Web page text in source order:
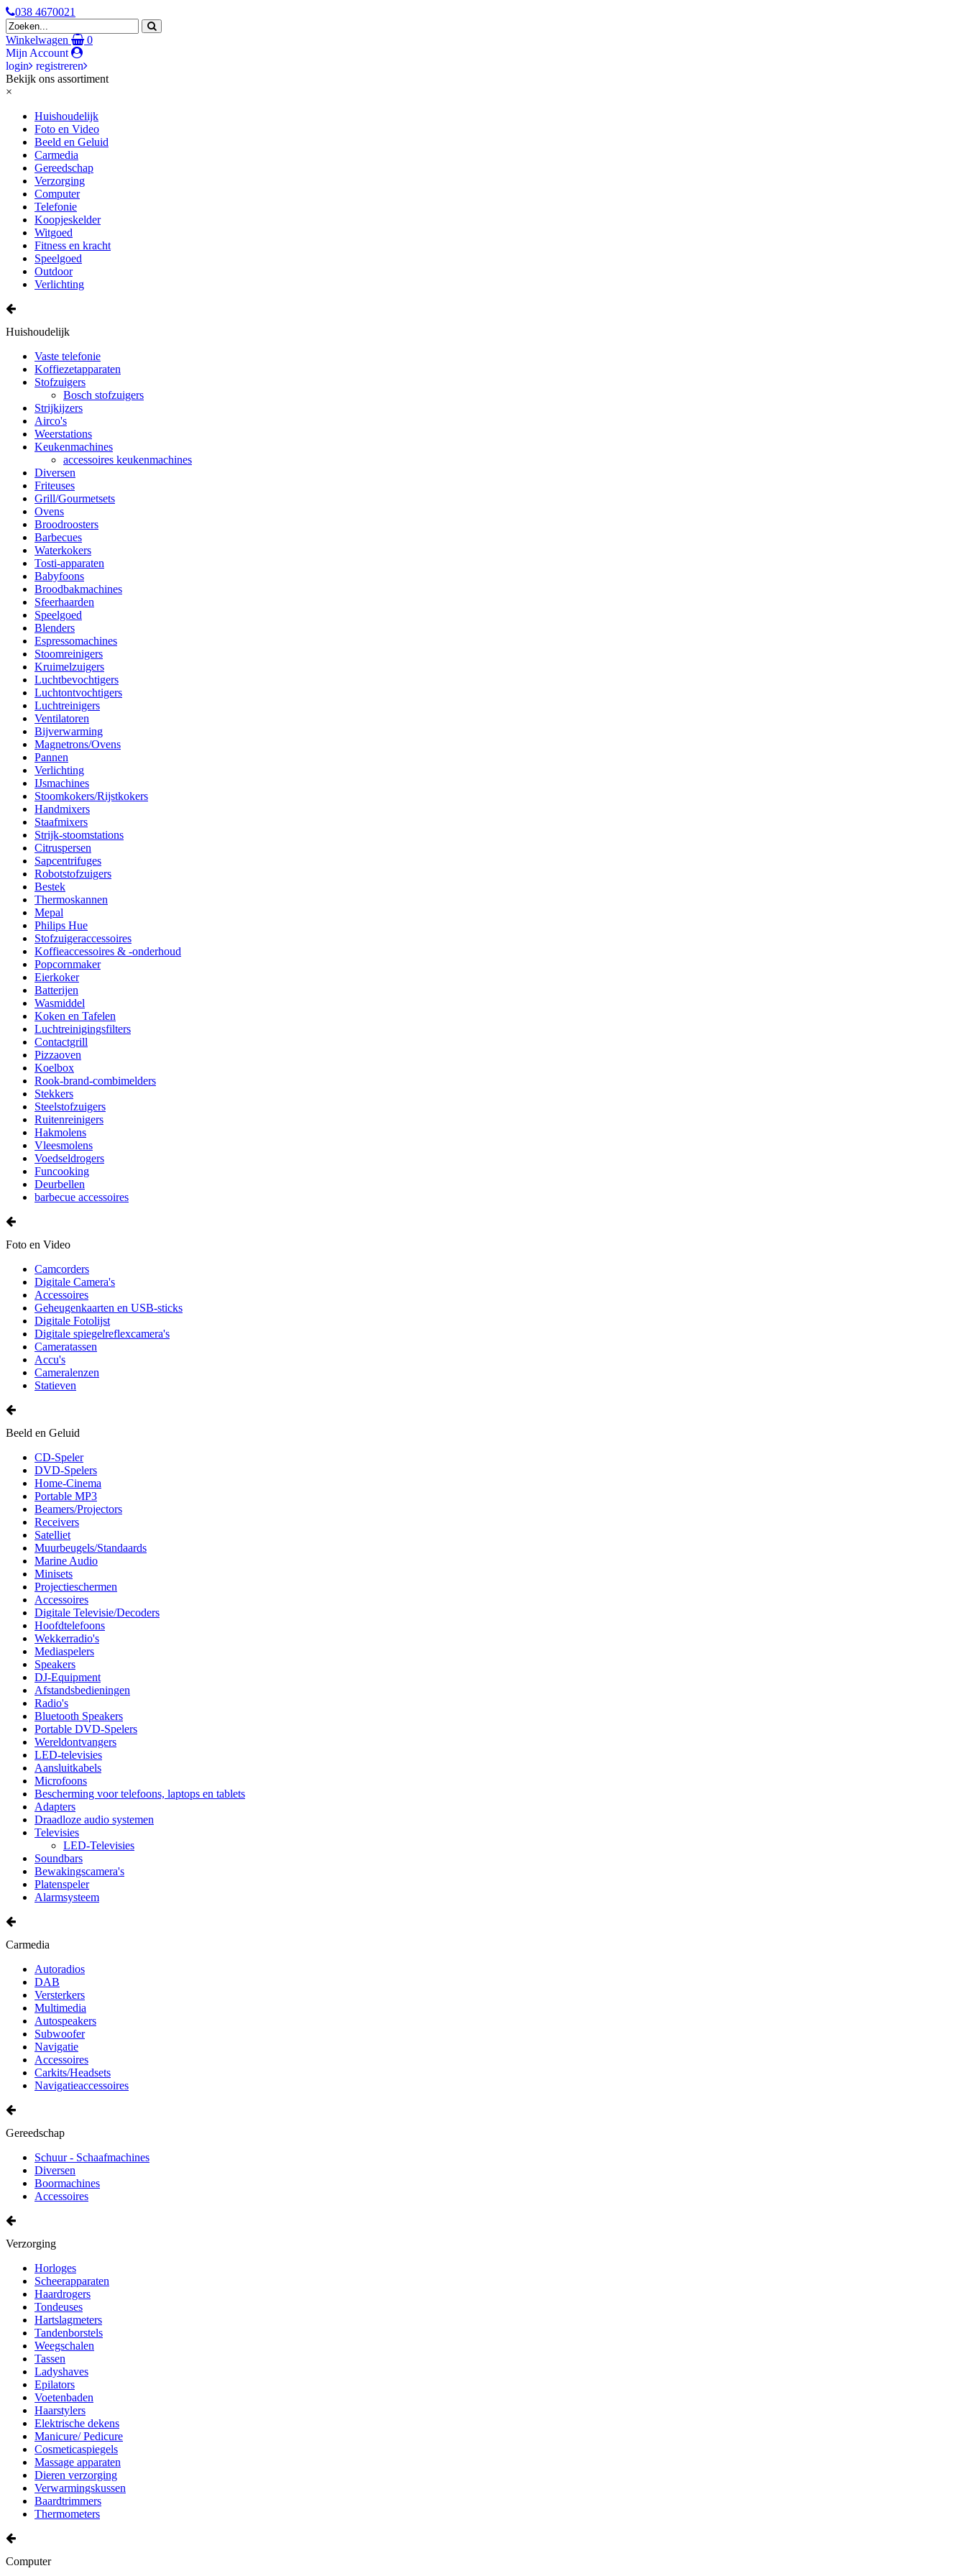
038 4670021
Winkelwagen
0
Mijn Account
login
registreren
Bekijk ons assortiment
×
Huishoudelijk
Foto en Video
Beeld en Geluid
Carmedia
Gereedschap
Verzorging
Computer
Telefonie
Koopjeskelder
Witgoed
Fitness en kracht
Speelgoed
Outdoor
Verlichting
Huishoudelijk
Vaste telefonie
Koffiezetapparaten
Stofzuigers
Bosch stofzuigers
Strijkijzers
Airco's
Weerstations
Keukenmachines
accessoires keukenmachines
Diversen
Friteuses
Grill/Gourmetsets
Ovens
Broodroosters
Barbecues
Waterkokers
Tosti-apparaten
Babyfoons
Broodbakmachines
Sfeerhaarden
Speelgoed
Blenders
Espressomachines
Stoomreinigers
Kruimelzuigers
Luchtbevochtigers
Luchtontvochtigers
Luchtreinigers
Ventilatoren
Bijverwarming
Magnetrons/Ovens
Pannen
Verlichting
IJsmachines
Stoomkokers/Rijstkokers
Handmixers
Staafmixers
Strijk-stoomstations
Citruspersen
Sapcentrifuges
Robotstofzuigers
Bestek
Thermoskannen
Mepal
Philips Hue
Stofzuigeraccessoires
Koffieaccessoires & -onderhoud
Popcornmaker
Eierkoker
Batterijen
Wasmiddel
Koken en Tafelen
Luchtreinigingsfilters
Contactgrill
Pizzaoven
Koelbox
Rook-brand-combimelders
Stekkers
Steelstofzuigers
Ruitenreinigers
Hakmolens
Vleesmolens
Voedseldrogers
Funcooking
Deurbellen
barbecue accessoires
Foto en Video
Camcorders
Digitale Camera's
Accessoires
Geheugenkaarten en USB-sticks
Digitale Fotolijst
Digitale spiegelreflexcamera's
Cameratassen
Accu's
Cameralenzen
Statieven
Beeld en Geluid
CD-Speler
DVD-Spelers
Home-Cinema
Portable MP3
Beamers/Projectors
Receivers
Satelliet
Muurbeugels/Standaards
Marine Audio
Minisets
Projectieschermen
Accessoires
Digitale Televisie/Decoders
Hoofdtelefoons
Wekkerradio's
Mediaspelers
Speakers
DJ-Equipment
Afstandsbedieningen
Radio's
Bluetooth Speakers
Portable DVD-Spelers
Wereldontvangers
LED-televisies
Aansluitkabels
Microfoons
Bescherming voor telefoons, laptops en tablets
Adapters
Draadloze audio systemen
Televisies
LED-Televisies
Soundbars
Bewakingscamera's
Platenspeler
Alarmsysteem
Carmedia
Autoradios
DAB
Versterkers
Multimedia
Autospeakers
Subwoofer
Navigatie
Accessoires
Carkits/Headsets
Navigatieaccessoires
Gereedschap
Schuur - Schaafmachines
Diversen
Boormachines
Accessoires
Verzorging
Horloges
Scheerapparaten
Haardrogers
Tondeuses
Hartslagmeters
Tandenborstels
Weegschalen
Tassen
Ladyshaves
Epilators
Voetenbaden
Haarstylers
Elektrische dekens
Manicure/ Pedicure
Cosmeticaspiegels
Massage apparaten
Dieren verzorging
Verwarmingskussen
Baardtrimmers
Thermometers
Computer